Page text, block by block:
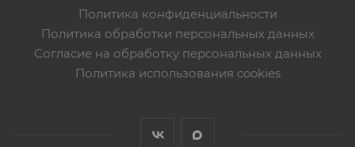
Политика конфиденциальности
Политика обработки персональных данных
Согласие на обработку персональных данных
Политика использования cookies